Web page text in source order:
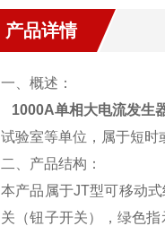
产品详情
一、概述：
1000A单相大电流发生
试验室等单位，属于短时
二、产品结构：
本产品属于JT型可移动
关（钮子开关），绿色